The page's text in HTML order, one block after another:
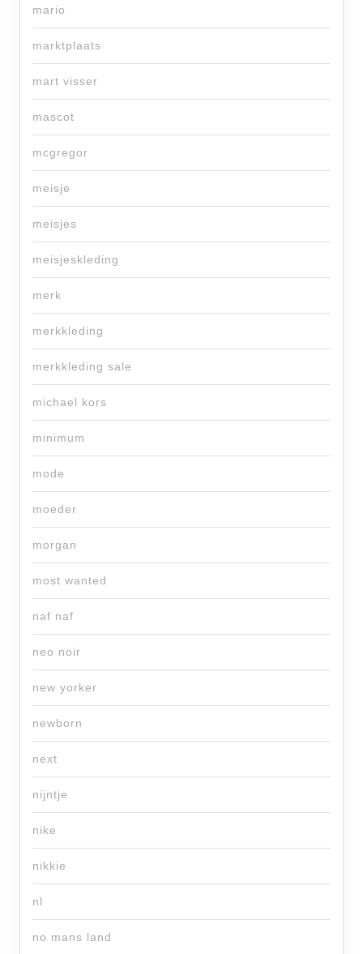
mario
marktplaats
mart visser
mascot
mcgregor
meisje
meisjes
meisjeskleding
merk
merkkleding
merkkleding sale
michael kors
minimum
mode
moeder
morgan
most wanted
naf naf
neo noir
new yorker
newborn
next
nijntje
nike
nikkie
nl
no mans land